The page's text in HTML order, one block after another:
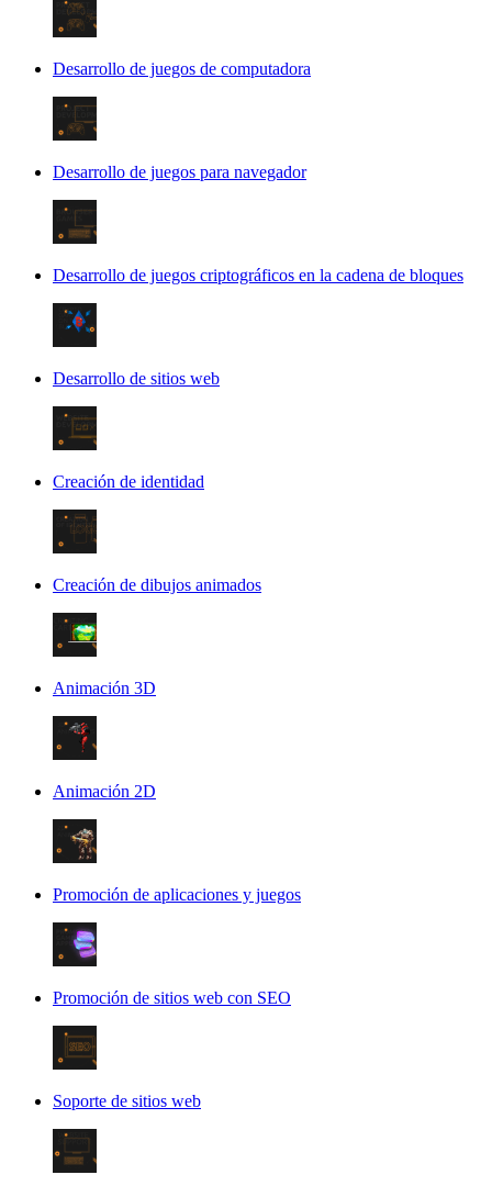
Desarrollo de juegos de computadora
Desarrollo de juegos para navegador
Desarrollo de juegos criptográficos en la cadena de bloques
Desarrollo de sitios web
Creación de identidad
Creación de dibujos animados
Animación 3D
Animación 2D
Promoción de aplicaciones y juegos
Promoción de sitios web con SEO
Soporte de sitios web